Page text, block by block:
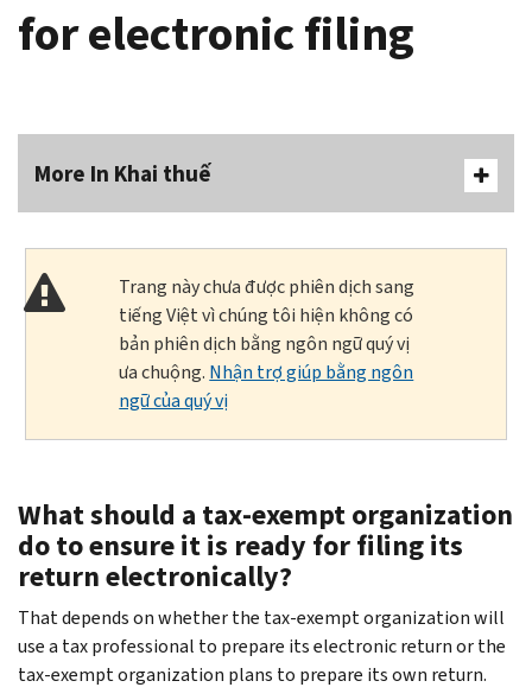
for electronic filing
More In Khai thuế
Trang này chưa được phiên dịch sang
tiếng Việt vì chúng tôi hiện không có
bản phiên dịch bằng ngôn ngữ quý vị
ưa chuộng. Nhận trợ giúp bằng ngôn
ngữ của quý vị
What should a tax-exempt organization
do to ensure it is ready for filing its
return electronically?
That depends on whether the tax-exempt organization will
use a tax professional to prepare its electronic return or the
tax-exempt organization plans to prepare its own return.